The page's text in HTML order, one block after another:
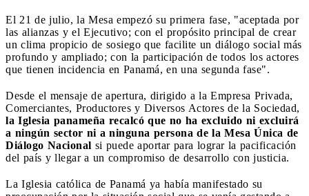
El 21 de julio, la Mesa empezó su primera fase, "aceptada por
las alianzas y el Ejecutivo; con el propósito principal de crear
un clima propicio de sosiego que facilite un diálogo social más
profundo y ampliado; con la participación de todos los actores
que tienen incidencia en Panamá, en una segunda fase".
Desde el mensaje de apertura, dirigido a la Empresa Privada,
Comerciantes, Productores y Diversos Actores de la Sociedad,
la Iglesia panameña recalcó que no ha excluido ni excluirá
a ningún sector ni a ninguna persona de la Mesa Única de
Diálogo Nacional si puede aportar para lograr la pacificación
del país y llegar a un compromiso de desarrollo con justicia.
La Iglesia católica de Panamá ya había manifestado su